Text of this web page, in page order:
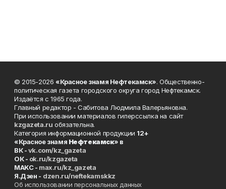
© 2015-2026 «Красное знамя Нефтекамск». Общественно-
политическая газета городского округа город Нефтекамск.
Издаётся с 1965 года.
Главный редактор - Сабитова Людмила Валерьяновна.
При использовании материалов гиперссылка на сайт
kzgazeta.ru обязательна.
Категория информационной продукции 12+
«Красное знамя Нефтекамск» в
ВК -vk.com/kz_gazeta
ОК - ok.ru/kzgazeta
MAKC - max.ru/kz_gazeta
Я.Дзен - dzen.ru/neftekamskkz
Об использовании персональных данных